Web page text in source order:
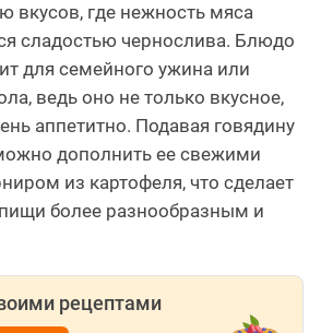
вкусов, где нежность мяса
сладостью чернослива. Блюдо
для семейного ужина или
ведь оно не только вкусное,
аппетитно. Подавая говядину
дополнить ее свежими
из картофеля, что сделает
более разнообразным и
рецептами